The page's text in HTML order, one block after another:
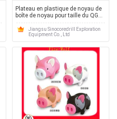
Plateau en plastique de noyau de
boîte de noyau pour taille du QG
PQ de Bq nq de matériel témoin de
noyau la nouvelle
Jiangsu Sinocoredrill Exploration
Equipment Co., Ltd